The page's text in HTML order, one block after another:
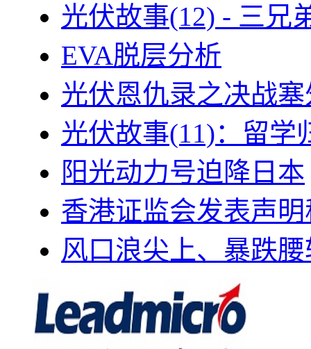
光伏故事(12) - 三兄
EVA脱层分析
光伏恩仇录之决战
光伏故事(11)：留学
阳光动力号迫降日本
香港证监会发表声
风口浪尖上、暴跌